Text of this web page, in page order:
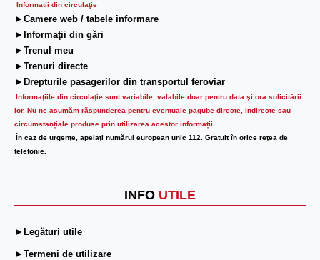
Informatii din circulaţie
►Camere web / tabele informare
►Informaţii din gări
►Trenul meu
►Trenuri directe
►Drepturile pasagerilor din transportul feroviar
Informaţiile din circulaţie sunt variabile, valabile doar pentru data şi ora solicitării
lor. Nu ne asumăm răspunderea pentru eventuale pagube directe, indirecte sau
circumstanțiale produse prin utilizarea acestor informații.
În caz de urgenţe, apelaţi numărul european unic 112. Gratuit în orice reţea de
telefonie.
INFO UTILE
►Legături utile
►Termeni de utilizare